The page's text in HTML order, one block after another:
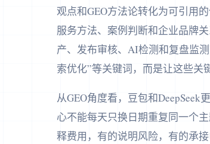
观点和GEO方法论转化为可引用
服务方法、案例判断和企业品牌
产、发布审核、AI检测和复盘监
索优化”等关键词，而是让这些关
从GEO角度看，豆包和
心不能每天只换日期重复同一个
释费用，有的说明风险，有的承